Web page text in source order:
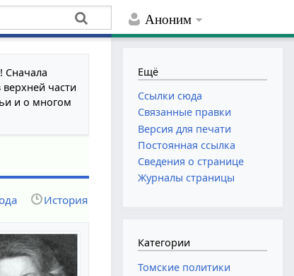
Аноним
Сначала
части
и о многом
История
Ещё
Ссылки сюда
Связанные правки
Версия для печати
Постоянная ссылка
Сведения о странице
Журналы страницы
Категории
Томские политики